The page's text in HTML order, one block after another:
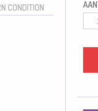
CONDITION